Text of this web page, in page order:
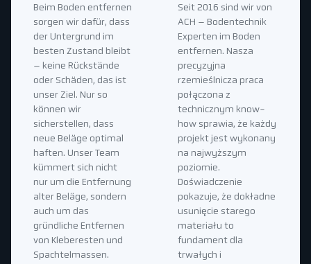
Seit 2016 sind wir von
ACH – Bodentechnik
Experten im Boden
entfernen. Nasza
precyzyjna
rzemieślnicza praca
połączona z
technicznym know-
how sprawia, że każdy
projekt jest wykonany
na najwyższym
poziomie.
Doświadczenie
pokazuje, że dokładne
usunięcie starego
materiału to
fundament dla
trwałych i
Beim Boden entfernen
sorgen wir dafür, dass
der Untergrund im
besten Zustand bleibt
– keine Rückstände
oder Schäden, das ist
unser Ziel. Nur so
können wir
sicherstellen, dass
neue Beläge optimal
haften. Unser Team
kümmert sich nicht
nur um die Entfernung
alter Beläge, sondern
auch um das
gründliche Entfernen
von Kleberesten und
Spachtelmassen.